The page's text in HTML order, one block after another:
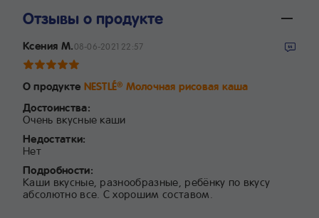
Отзывы о продукте
Ксения М.08-06-2021 22:57
О продукте NESTLÉ® Молочная рисовая каша
Достоинства:
Очень вкусные каши
Недостатки:
Нет
Подробности:
Каши вкусные, разнообразные, ребёнку по вкусу
абсолютно все. С хорошим составом.